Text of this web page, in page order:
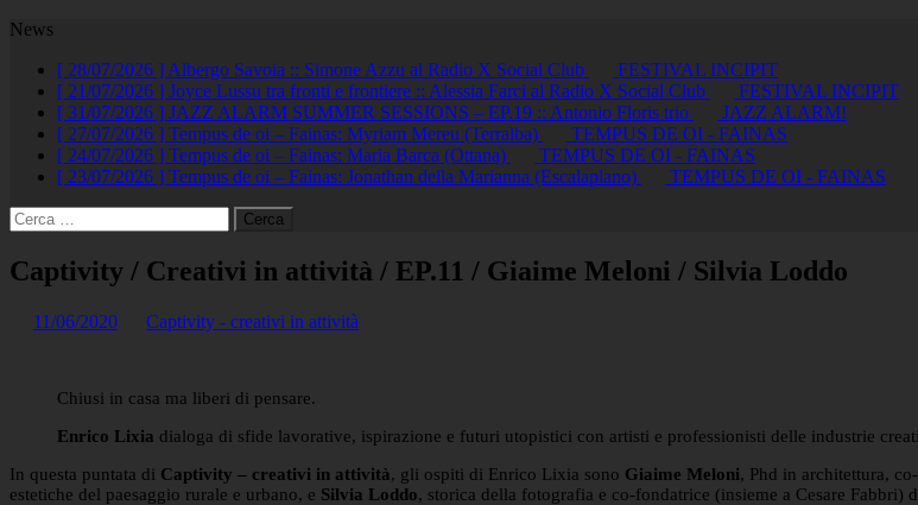
News
[ 28/07/2026 ] Albergo Savoia :: Simone Azzu al Radio X Social Club
FESTIVAL INCIPIT
[ 21/07/2026 ] Joyce Lussu tra fronti e frontiere :: Alessia Farci al Radio X Social Club
FESTIVAL INCIPIT
[ 31/07/2026 ] JAZZ ALARM SUMMER SESSIONS – EP.19 :: Antonio Floris trio
JAZZ ALARM!
[ 27/07/2026 ] Tempus de oi – Fainas: Myriam Mereu (Terralba)
TEMPUS DE OI - FAINAS
[ 24/07/2026 ] Tempus de oi – Fainas: Maria Barca (Ottana)
TEMPUS DE OI - FAINAS
[ 23/07/2026 ] Tempus de oi – Fainas: Jonathan della Marianna (Escalaplano)
TEMPUS DE OI - FAINAS
Ricerca
per:
Captivity / Creativi in attività / EP.11 / Giaime Meloni / Silvia Loddo
11/06/2020 Captivity - creativi in attività
Chiusi in casa ma liberi di pensare.
Enrico Lixia dialoga di sfide lavorative, ispirazione e futuri utopistici con artisti e professionisti delle industrie
In questa puntata di Captivity – creativi in attività, gli ospiti di Enrico Lixia sono Giaime Meloni, Phd in architettura,
estetiche del paesaggio rurale e urbano, e Silvia Loddo, storica della fotografia e co-fondatrice (insieme a Cesare